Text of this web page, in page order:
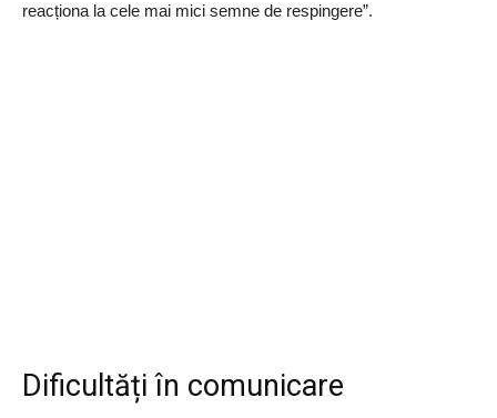
reacționa la cele mai mici semne de respingere”.
Dificultăți în comunicare